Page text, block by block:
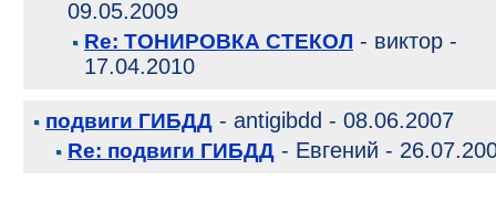
09.05.2009
Re: ТОНИРОВКА СТЕКОЛ - виктор -
17.04.2010
подвиги ГИБДД - antigibdd - 08.06.2007
Re: подвиги ГИБДД - Евгений -